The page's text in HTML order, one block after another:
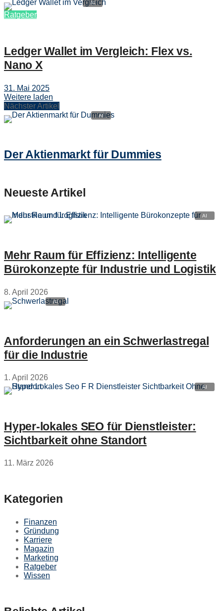
Ratgeber
Ledger Wallet im Vergleich: Flex vs.
Nano X
31. Mai 2025
Weitere laden
Nächster Artikel
Der Aktienmarkt für Dummies
Neueste Artikel
Mehr Raum für Effizienz: Intelligente
Bürokonzepte für Industrie und Logistik
8. April 2026
Anforderungen an ein Schwerlastregal
für die Industrie
1. April 2026
Hyper‑lokales SEO für Dienstleister:
Sichtbarkeit ohne Standort
11. März 2026
Kategorien
Finanzen
Gründung
Karriere
Magazin
Marketing
Ratgeber
Wissen